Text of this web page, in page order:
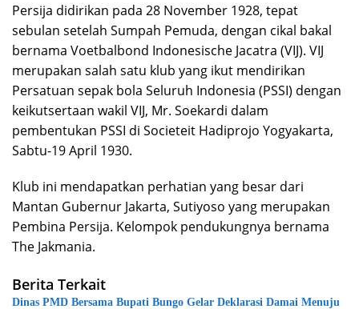
Persija didirikan pada 28 November 1928, tepat
sebulan setelah Sumpah Pemuda, dengan cikal bakal
bernama Voetbalbond Indonesische Jacatra (VIJ). VIJ
merupakan salah satu klub yang ikut mendirikan
Persatuan sepak bola Seluruh Indonesia (PSSI) dengan
keikutsertaan wakil VIJ, Mr. Soekardi dalam
pembentukan PSSI di Societeit Hadiprojo Yogyakarta,
Sabtu-19 April 1930.
Klub ini mendapatkan perhatian yang besar dari
Mantan Gubernur Jakarta, Sutiyoso yang merupakan
Pembina Persija. Kelompok pendukungnya bernama
The Jakmania.
Berita Terkait
Dinas PMD Bersama Bupati Bungo Gelar Deklarasi Damai Menuju